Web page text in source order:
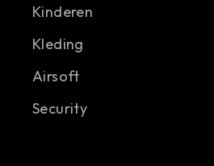
Kinderen
Kleding
Airsoft
Security